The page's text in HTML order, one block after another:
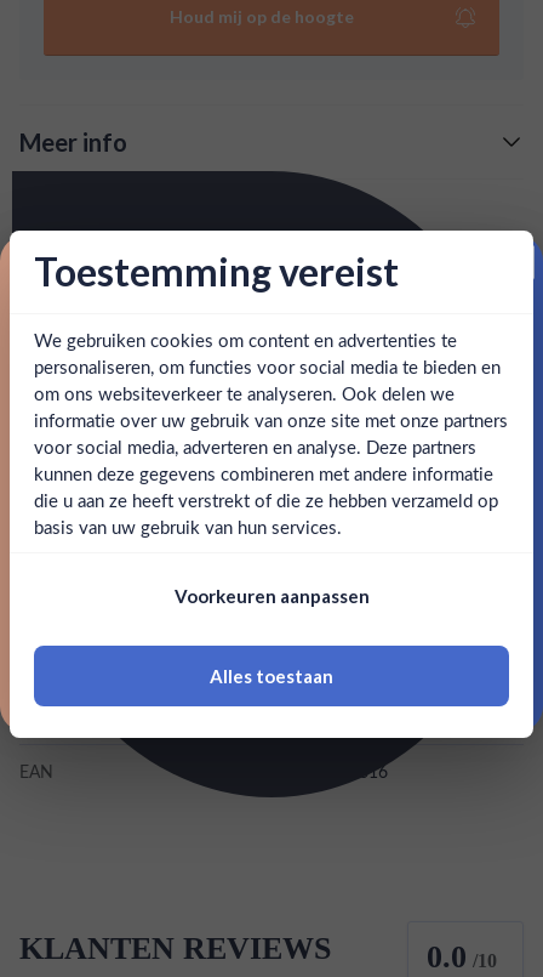
Ben jij 18 jaar of ouder?
Ja Nee
18 jaar of ouder zijn
perfect voor een avond van luxe ontspanning.
Houd mij op de hoogte
Meer info
artikel vermeld)
gebracht met Creoolse specerijen en rijke, lokale vruchten.
kaneel, nootmuskaat en rozijnen, perfect voor een avond
van luxe ontspanning.
SPECIFICATIES
Alcohol 40.00%
Inhoud
EAN 786992000616
KLANTEN REVIEWS 0.0 /10
Toestemming vereist
We gebruiken cookies om content en advertenties te
personaliseren, om functies voor social media te bieden en
om ons websiteverkeer te analyseren. Ook delen we
informatie over uw gebruik van onze site met onze partners
voor social media, adverteren en analyse. Deze partners
kunnen deze gegevens combineren met andere informatie
die u aan ze heeft verstrekt of die ze hebben verzameld op
basis van uw gebruik van hun services.
Voorkeuren aanpassen
Alles toestaan
Proost op je eerste korting!
Schrijf je in en ontvang direct 5% korting op je eerste
bestelling.
Email
Claim mijn korting